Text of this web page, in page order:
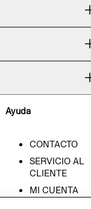
Ayuda
CONTACTO
SERVICIO AL
CLIENTE
MI CUENTA